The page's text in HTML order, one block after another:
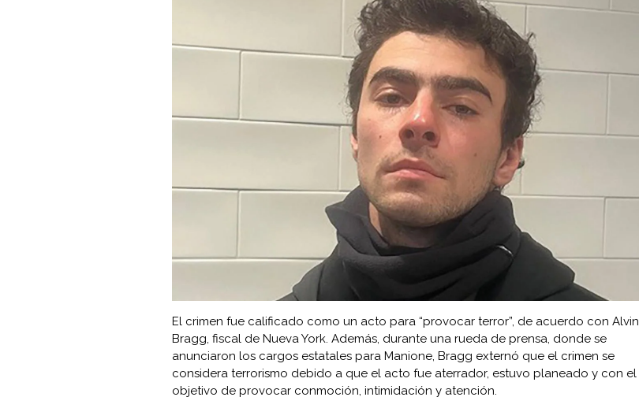
El crimen fue calificado como un acto para “provocar terror”, de acuerdo con Alvin
Bragg, fiscal de Nueva York. Además, durante una rueda de prensa, donde se
anunciaron los cargos estatales para Manione, Bragg externó que el crimen se
considera terrorismo debido a que el acto fue aterrador, estuvo planeado y con el
objetivo de provocar conmoción, intimidación y atención.